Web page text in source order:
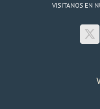
VISITANOS EN